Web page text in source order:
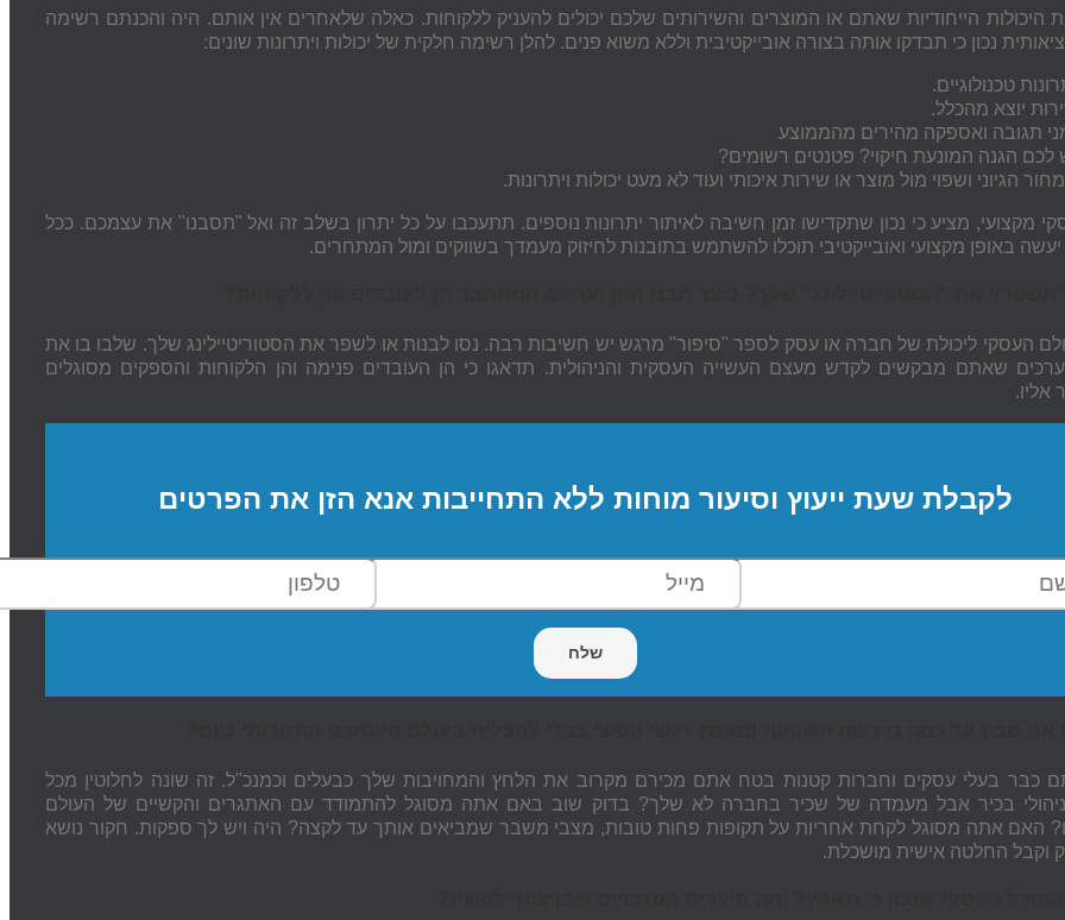
היכולות הייחודיות שאתם או המוצרים והשירותים שלכם יכולים להעניק ללקוחות. כאלה שלאחרים אין אותם. היה והכנתם רשימה
נכון כי תבדקו אותה בצורה אובייקטיבית וללא משוא פנים. להלן רשימה חלקית של יכולות ויתרונות שונים:
טכנולוגיים.
יוצא מהכלל.
תגובה ואספקה מהירים מהממוצע
לכם הגנה המונעת חיקוי? פטנטים רשומים?
הגיוני ושפוי מול מוצר או שירות איכותי ועוד לא מעט יכולות ויתרונות.
מקצועי, מציע כי נכון שתקדישו זמן חשיבה לאיתור יתרונות נוספים. תתעכבו על כל יתרון בשלב זה ואל "תסבנו" את עצמכם. ככל
באופן מקצועי ואובייקטיבי תוכלו להשתמש בתובנות לחיזוק מעמדך בשווקים ומול המתחרים.
העסקי ליכולת של חברה או עסק לספר "סיפור" מרגש יש חשיבות רבה. נסו לבנות או לשפר את הסטוריטיילינג שלך. שלבו בו את
שאתם מבקשים לקדש מעצם העשייה העסקית והניהולית. תדאגו כי הן העובדים פנימה והן הלקוחות והספקים מסוגלים
אליו.
לקבלת שעת ייעוץ וסיעור מוחות ללא התחייבות אנא הזן את הפרטים
כבר בעלי עסקים וחברות קטנות בטח אתם מכירם מקרוב את הלחץ והמחויבות שלך כבעלים וכמנכ"ל. זה שונה לחלוטין מכל
בכיר אבל מעמדה של שכיר בחברה לא שלך? בדוק שוב באם אתה מסוגל להתמודד עם האתגרים והקשיים של העולם
האם אתה מסוגל לקחת אחריות על תקופות פחות טובות, מצבי משבר שמביאים אותך עד לקצה? היה ויש לך ספקות. חקור נושא
וקבל החלטה אישית מושכלת.